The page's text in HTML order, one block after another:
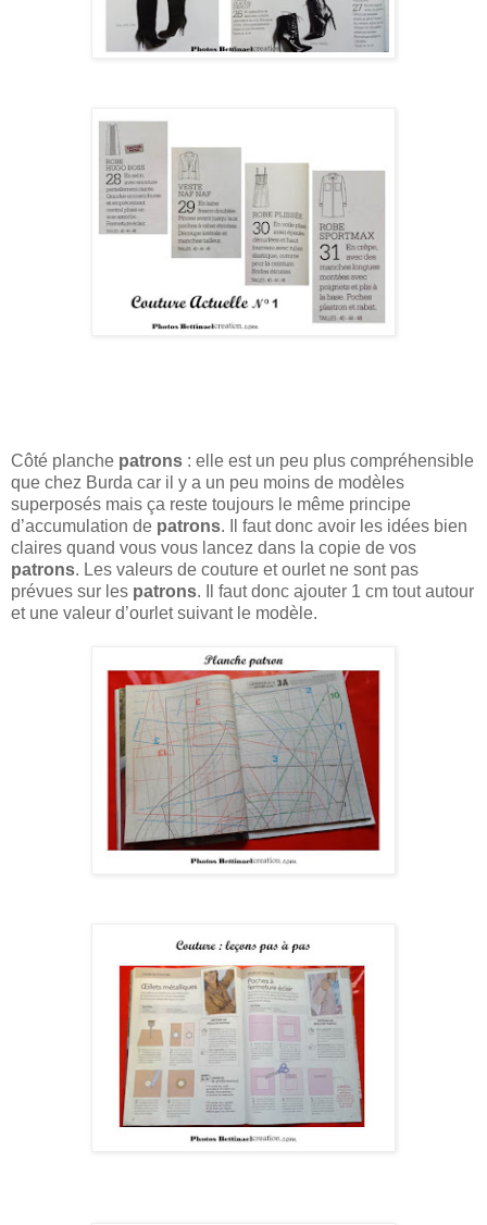
Côté planche patrons : elle est un peu plus compréhensible
que chez Burda car il y a un peu moins de modèles
superposés mais ça reste toujours le même principe
d’accumulation de patrons. Il faut donc avoir les idées bien
claires quand vous vous lancez dans la copie de vos
patrons. Les valeurs de couture et ourlet ne sont pas
prévues sur les patrons. Il faut donc ajouter 1 cm tout autour
et une valeur d’ourlet suivant le modèle.